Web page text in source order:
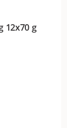
12x70 g